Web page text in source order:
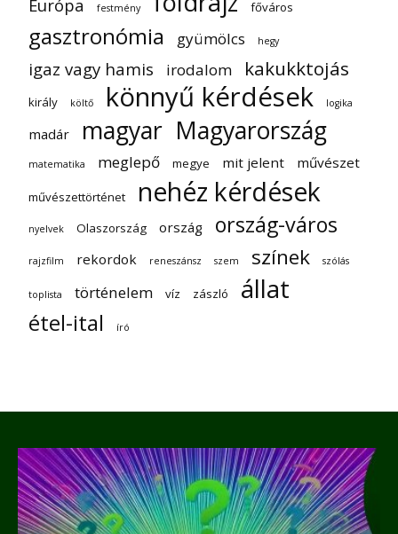
Európa festmény főváros
gasztronómia gyümölcs hegy
igaz vagy hamis irodalom kakukktojás
király költő könnyű kérdések logika
madár magyar Magyarország
matematika meglepő megye mit jelent művészet
művészettörténet nehéz kérdések
nyelvek Olaszország ország ország-város
rajzfilm rekordok reneszánsz szem színek szólás
toplista történelem víz zászló állat
étel-ital író